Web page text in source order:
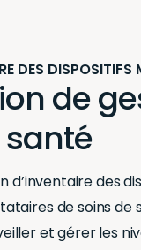
DES DISPOSITIFS
de
d’inventaire des
de soins de
et gérer les